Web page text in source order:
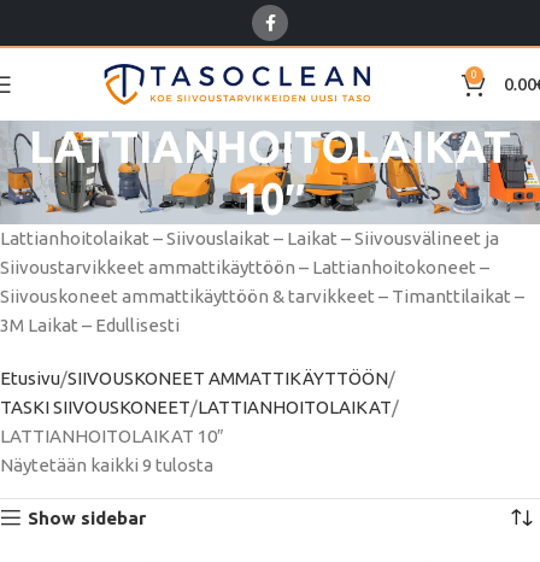
0 0.00
LATTIANHOITOLAIKAT
10″
Lattianhoitolaikat – Siivouslaikat – Laikat – Siivousvälineet ja
Siivoustarvikkeet ammattikäyttöön – Lattianhoitokoneet –
Siivouskoneet ammattikäyttöön & tarvikkeet – Timanttilaikat –
3M Laikat – Edullisesti
Etusivu SIIVOUSKONEET AMMATTIKÄYTTÖÖN
TASKI SIIVOUSKONEET LATTIANHOITOLAIKAT
LATTIANHOITOLAIKAT 10″
Näytetään kaikki 9 tulosta
Show sidebar